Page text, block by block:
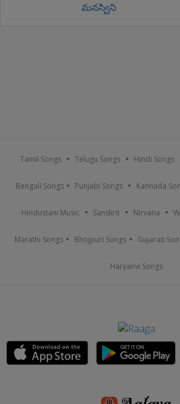
మనస్విని
Tamil Songs Telugu Songs Hindi Songs
Bengali Songs Punjabi Songs Kannada
Hindustani Music Sanskrit Nirvana
Marathi Songs Bhojpuri Songs Gujarati
Haryanvi Songs